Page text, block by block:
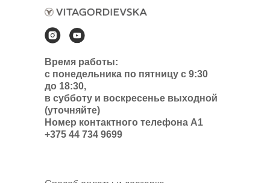
Время работы:
с понедельника по пятницу с 9:30
до 18:30,
в субботу и воскресенье выходной
(уточняйте)
Номер контактного телефона А1
+375 44 734 9699